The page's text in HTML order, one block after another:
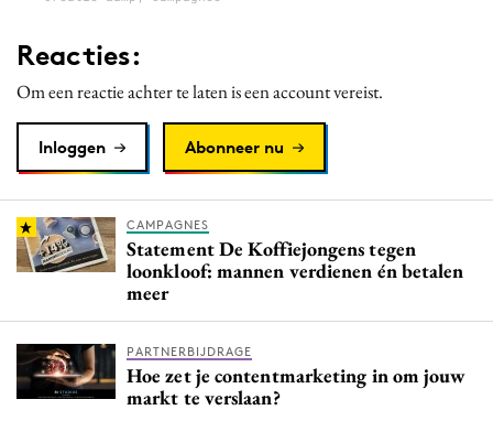
Programmatic
Purpose Marketing
Reacties:
Om een reactie achter te laten is een account vereist.
Inloggen Abonneer nu
CAMPAGNES
Statement De Koffiejongens tegen
loonkloof: mannen verdienen én betalen
meer
PARTNERBIJDRAGE
Hoe zet je contentmarketing in om jouw
markt te verslaan?